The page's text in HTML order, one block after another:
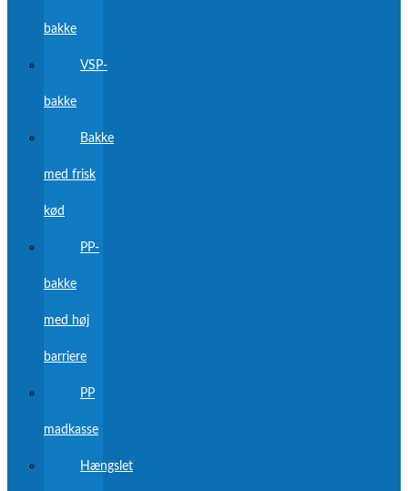
bakke
VSP-
bakke
Bakke
med frisk
kød
PP-
bakke
med høj
barriere
PP
madkasse
Hængslet